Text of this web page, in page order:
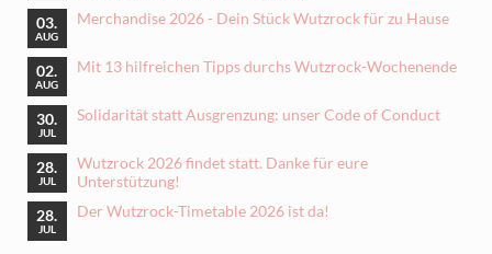
03.
AUG
Merchandise 2026 - Dein Stück Wutzrock für zu Hause
02.
AUG
Mit 13 hilfreichen Tipps durchs Wutzrock-Wochenende
30.
JUL
Solidarität statt Ausgrenzung: unser Code of Conduct
28.
JUL
Wutzrock 2026 findet statt. Danke für eure
Unterstützung!
28.
JUL
Der Wutzrock-Timetable 2026 ist da!